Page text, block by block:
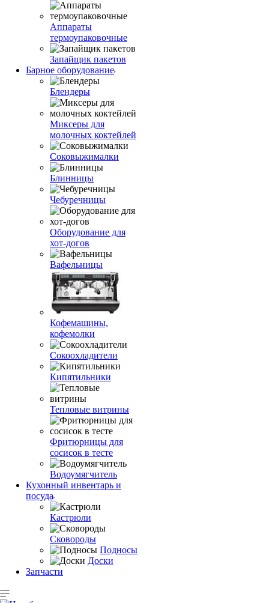
Аппараты
термоупаковочные
Запайщик пакетов
Барное оборудование
Блендеры
Миксеры для
молочных коктейлей
Соковыжималки
Блинницы
Чебуречницы
Оборудование для
хот-догов
Вафельницы
Кофемашины,
кофемолки
Сокоохладители
Кипятильники
Тепловые витрины
Фритюрницы для
сосисок в тесте
Водоумягчитель
Кухонный инвентарь и
посуда
Кастрюли
Сковороды
Подносы
Доски
Запчасти